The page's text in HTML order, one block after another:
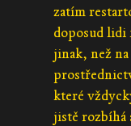
zatím
doposud lidi
jinak, než
které
jistě rozbíhá